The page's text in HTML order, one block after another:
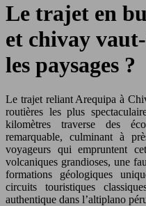
Le trajet en
et chivay
les paysages ?
Le trajet reliant Arequipa à
routières les plus
kilomètres traverse des
remarquable, culminant à
voyageurs qui empruntent
volcaniques grandioses, une
formations géologiques
circuits touristiques
authentique dans l’altiplano